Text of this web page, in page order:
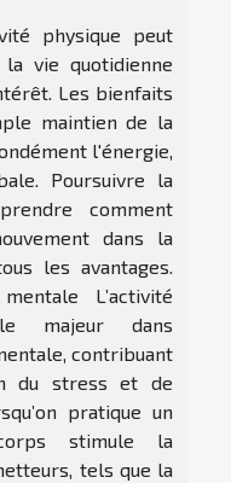
physique peut
vie quotidienne
Les bienfaits
maintien de la
l'énergie,
Poursuivre la
comment
dans la
les avantages.
L’activité
majeur dans
contribuant
du stress et de
pratique un
stimule la
tels que la